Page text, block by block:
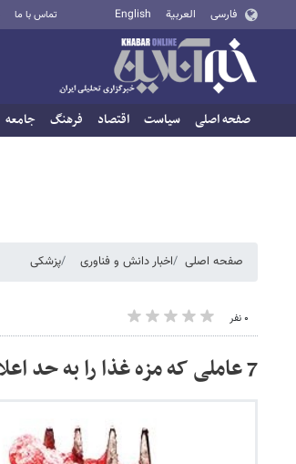
فارسی العربية English تماس با ما
صفحه اصلی سیاست اقتصاد فرهنگ جامعه
صفحه اصلی اخبار دانش و فناوری پزشکی
۰ نفر
7 عاملی که مزه غذا را به حد اعلای خود می‏‌رساند